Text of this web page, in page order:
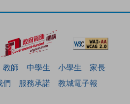
教師 中學生 小學生
家長
們 服務承諾 教城電子報